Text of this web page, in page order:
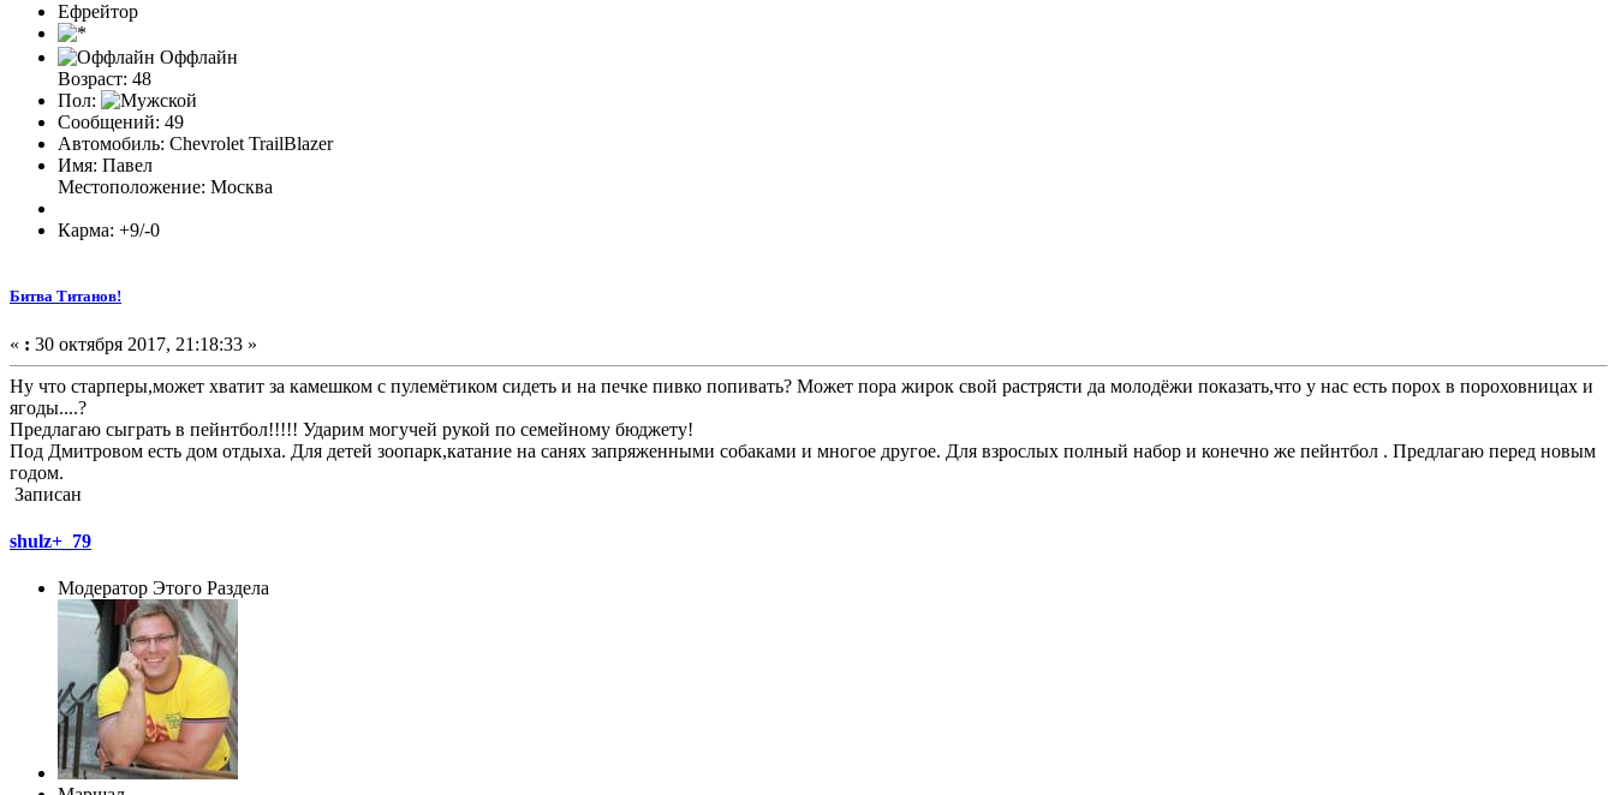
Ефрейтор
Оффлайн
Возраст: 48
Пол:
Сообщений: 49
Автомобиль: Chevrolet TrailBlazer
Имя: Павел
Местоположение: Москва
Карма: +9/-0
Битва Титанов!
« : 30 октября 2017, 21:18:33 »
Ну что старперы,может хватит за камешком с пулемётиком сидеть и на печке пивко попивать? Может пора жирок свой растрясти да молодёжи показать,что у нас есть порох в пороховницах и
ягоды....?
Предлагаю сыграть в пейнтбол!!!!! Ударим могучей рукой по семейному бюджету!
Под Дмитровом есть дом отдыха. Для детей зоопарк,катание на санях запряженными собаками и многое другое. Для взрослых полный набор и конечно же пейнтбол . Предлагаю перед новым
годом.
Записан
shulz+_79
Модератор Этого Раздела